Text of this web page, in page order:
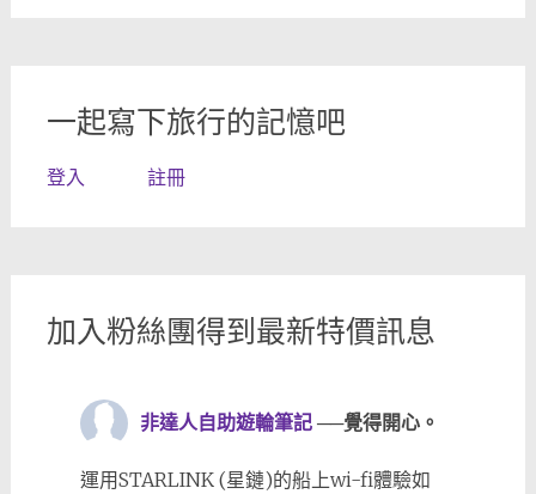
一起寫下旅行的記憶吧
登入 註冊
加入粉絲團得到最新特價訊息
非達人自助遊輪筆記 ──覺得開心。
運用STARLINK (星鏈)的船上wi-fi體驗如